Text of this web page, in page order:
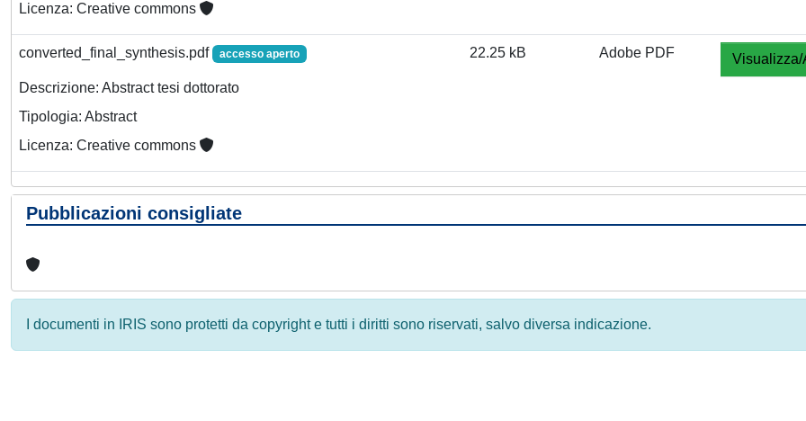
Licenza: Creative commons
converted_final_synthesis.pdf accesso aperto
Descrizione: Abstract tesi dottorato
Tipologia: Abstract
Licenza: Creative commons
22.25 kB Adobe PDF Visualizza/
Pubblicazioni consigliate
I documenti in IRIS sono protetti da copyright e tutti i diritti sono riservati, salvo diversa indicazione.